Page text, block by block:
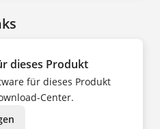
dieses Produkt
für dieses Produkt
Center.